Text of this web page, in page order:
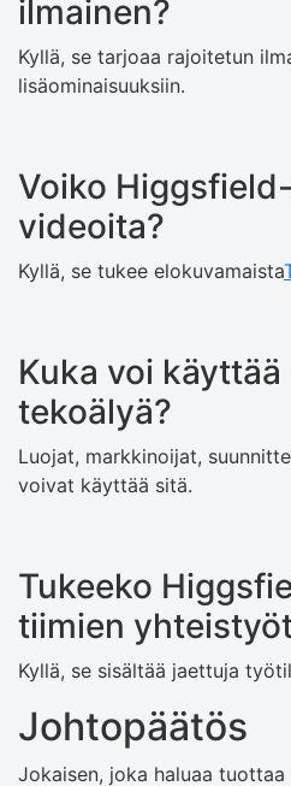
ilmainen?
Kyllä, se tarjoaa rajoitetun
lisäominaisuuksiin.
Voiko
videoita?
Kyllä, se tukee elokuvamaista
Kuka voi
tekoälyä?
Luojat, markkinoijat,
voivat käyttää sitä.
Tukeeko
tiimien
Kyllä, se sisältää jaettuja
Johtopäätös
Jokaisen, joka haluaa